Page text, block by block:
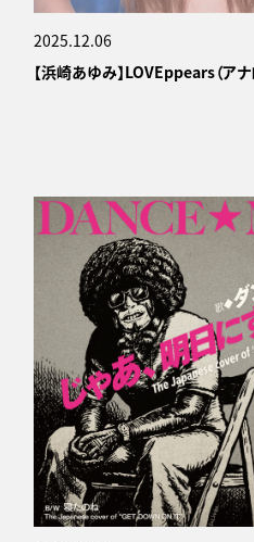
2025.12.06
【浜崎あゆみ】LOVEppears（アナ